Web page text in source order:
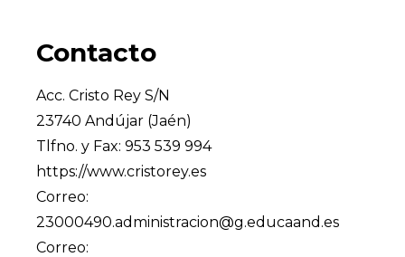
Contacto
Acc. Cristo Rey S/N
23740 Andújar (Jaén)
Tlfno. y Fax: 953 539 994
https://www.cristorey.es
Correo:
23000490.administracion@g.educaand.es
Correo: